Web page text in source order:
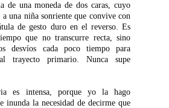
de una moneda de dos caras, cuyo
a una niña sonriente que convive con
de gesto duro en el reverso. Es
que no transcurre recta, sino
desvíos cada poco tiempo para
trayecto primario. Nunca supe
es intensa, porque yo la hago
inunda la necesidad de decirme que